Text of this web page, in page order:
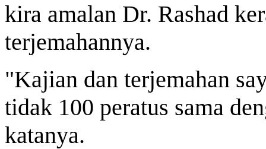
kira amalan Dr. Rashad
terjemahannya.
"Kajian dan terjemahan
tidak 100 peratus sama
katanya.